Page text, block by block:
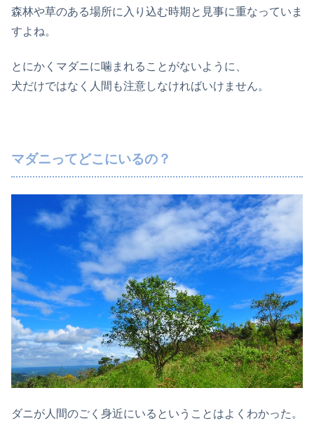
森林や草のある場所に入り込む時期と見事に重なっていま
すよね。
とにかくマダニに噛まれることがないように、
犬だけではなく人間も注意しなければいけません。
マダニってどこにいるの？
ダニが人間のごく身近にいるということはよくわかった。